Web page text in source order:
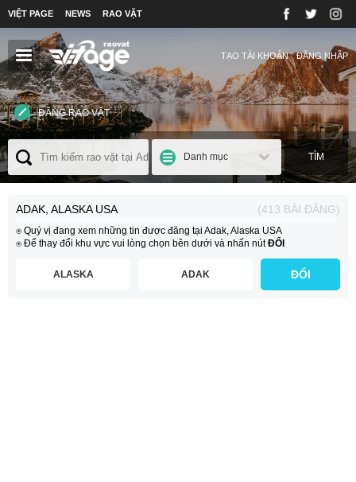
VIỆT PAGE NEWS RAO VẶT
ĐĂNG NHẬP
TẠO TÀI KHOẢN
ĐĂNG RAO VẶT
Danh mục TÌM
ADAK, ALASKA USA (413 BÀI ĐĂNG)
⍟ Quý vị đang xem những tin được đăng tại Adak, Alaska USA
⍟ Để thay đổi khu vực vui lòng chọn bên dưới và nhấn nútĐỔI
ALASKA ADAK ĐỔI